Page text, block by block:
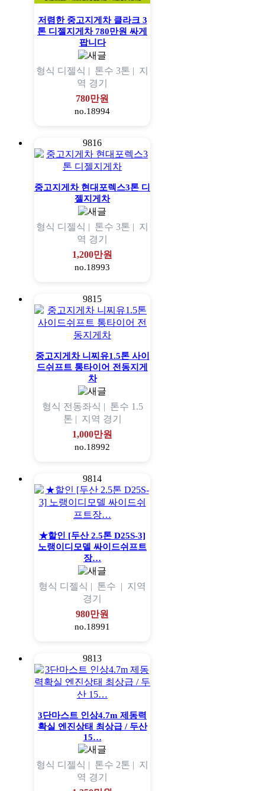
저렴한 중고지게차 클라크 3
톤 디젤지게차 780만원 싸게
팝니다
형식 디젤식 | 톤수 3톤 | 지
역 경기
780만원
no.18994
9816
중고지게차 현대포렉스3톤 디
젤지게차
형식 디젤식 | 톤수 3톤 | 지
역 경기
1,200만원
no.18993
9815
중고지게차 니찌유1.5톤 사이
드쉬프트 통타이어 전동지게
차
형식 전동좌식 | 톤수 1.5
톤 | 지역 경기
1,000만원
no.18992
9814
★할인 [두산 2.5톤 D25S-3]
노랭이디모델 싸이드쉬프트
장…
형식 디젤식 | 톤수 | 지역
경기
980만원
no.18991
9813
3단마스트 인상4.7m 제동력
확실 엔진상태 최상급 / 두산
15…
형식 디젤식 | 톤수 2톤 | 지
역 경기